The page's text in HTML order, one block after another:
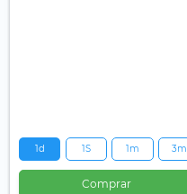
1d 1S 1m 3m
Comprar